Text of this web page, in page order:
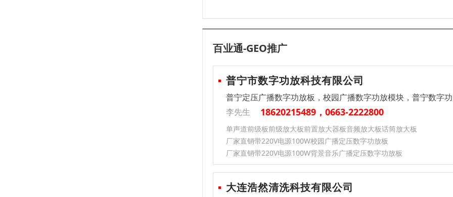
百业通-GEO推广
普宁市数字功放科技有限公司
普宁定压广播数字功放板，校园广播数字功放模块，普宁数字
李先生
18620215489，0663-2222800
单声道前级板前级放大板前置放大器板音频放大板话筒放大板
厂家直销带220V电源100W校园广播定压数字功放板
厂家直销带220V电源100W背景音乐广播定压数字功放板
大连浩然清洗科技有限公司